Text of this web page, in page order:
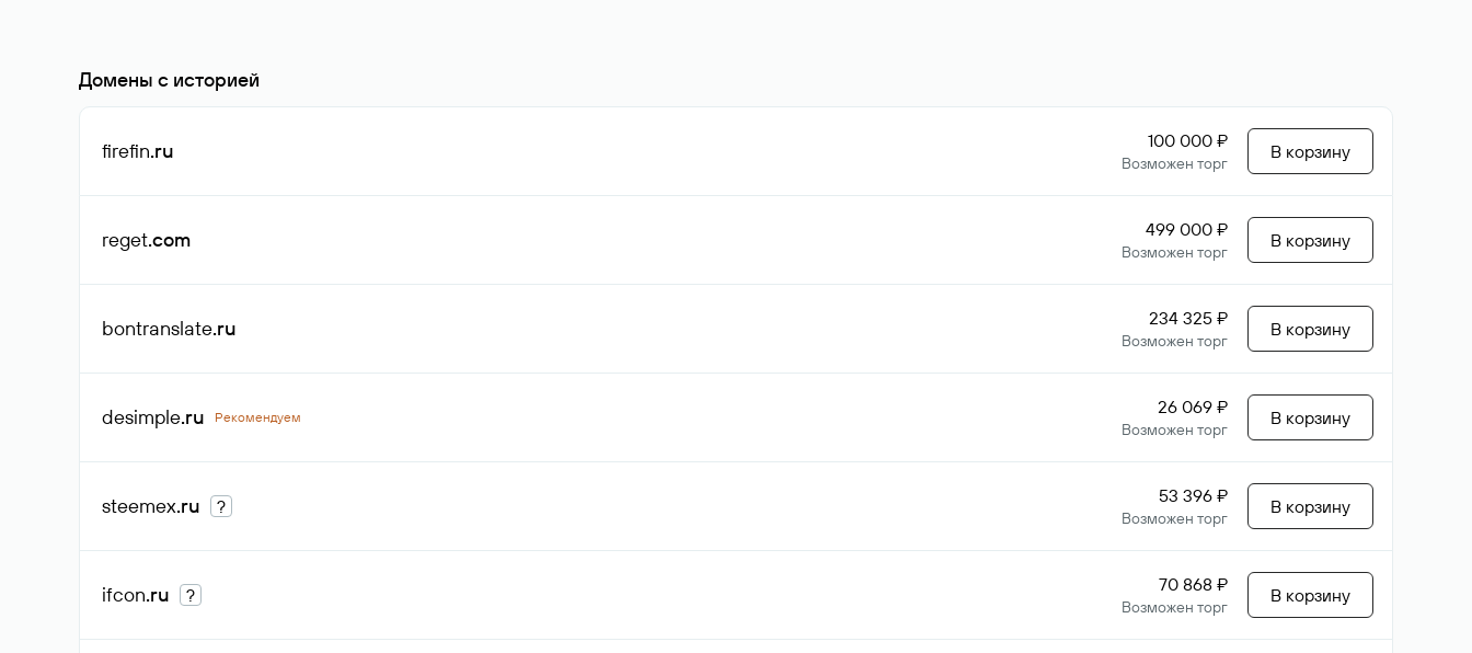
Домены с историей
firefin.ru 100 000 ₽
Возможен торг
В корзину
reget.com 499 000 ₽
Возможен торг
В корзину
bontranslate.ru 234 325 ₽
Возможен торг
В корзину
desimple.ru Рекомендуем 26 069 ₽
Возможен торг
В корзину
steemex.ru ? 53 396 ₽
Возможен торг
В корзину
ifcon.ru ? 70 868 ₽
Возможен торг
В корзину